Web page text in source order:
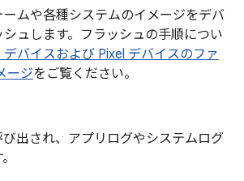
ームや各種システムのイメージをデバ
ュします。フラッシュの手順につい
デバイスおよび Pixel デバイスのファ
ージをご覧ください。
出され、アプリログやシステムログ